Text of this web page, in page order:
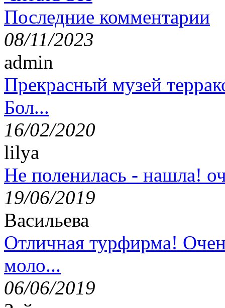
Последние комментарии
08/11/2023
admin
Прекрасный музей
Бол...
16/02/2020
lilya
Не поленилась - нашла!
19/06/2019
Васильева
Отличная турфирма!
моло...
06/06/2019